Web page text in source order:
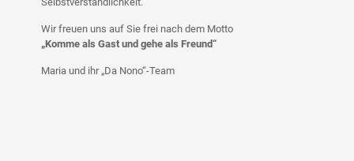
Wir freuen uns auf Sie frei nach dem Motto
„Komme als Gast und gehe als Freund“
Maria und ihr „Da Nono“-Team